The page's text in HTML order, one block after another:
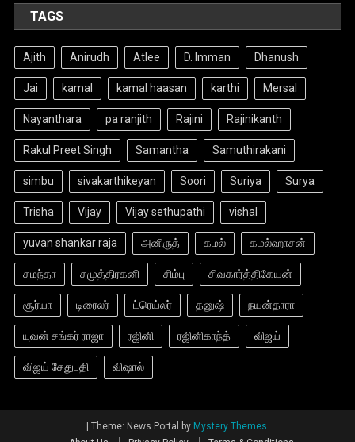
TAGS
Ajith Anirudh Atlee D. Imman Dhanush
Jai kamal kamal haasan karthi Mersal
Nayanthara pa ranjith Rajini Rajinikanth
Rakul Preet Singh Samantha Samuthirakani
simbu sivakarthikeyan Soori Suriya Surya
Trisha Vijay Vijay sethupathi vishal
yuvan shankar raja அனிருத் கமல் கமல்ஹாசன்
சமந்தா சமுத்திரகனி சிம்பு சிவகார்த்திகேயன்
சூர்யா டிரைலர் ட்ரெய்லர் தனுஷ் நயன்தாரா
யுவன் சங்கர் ராஜா ரஜினி ரஜினிகாந்த் விஜய்
விஜய் சேதுபதி விஷால்
Theme: News Portal by Mystery Themes.